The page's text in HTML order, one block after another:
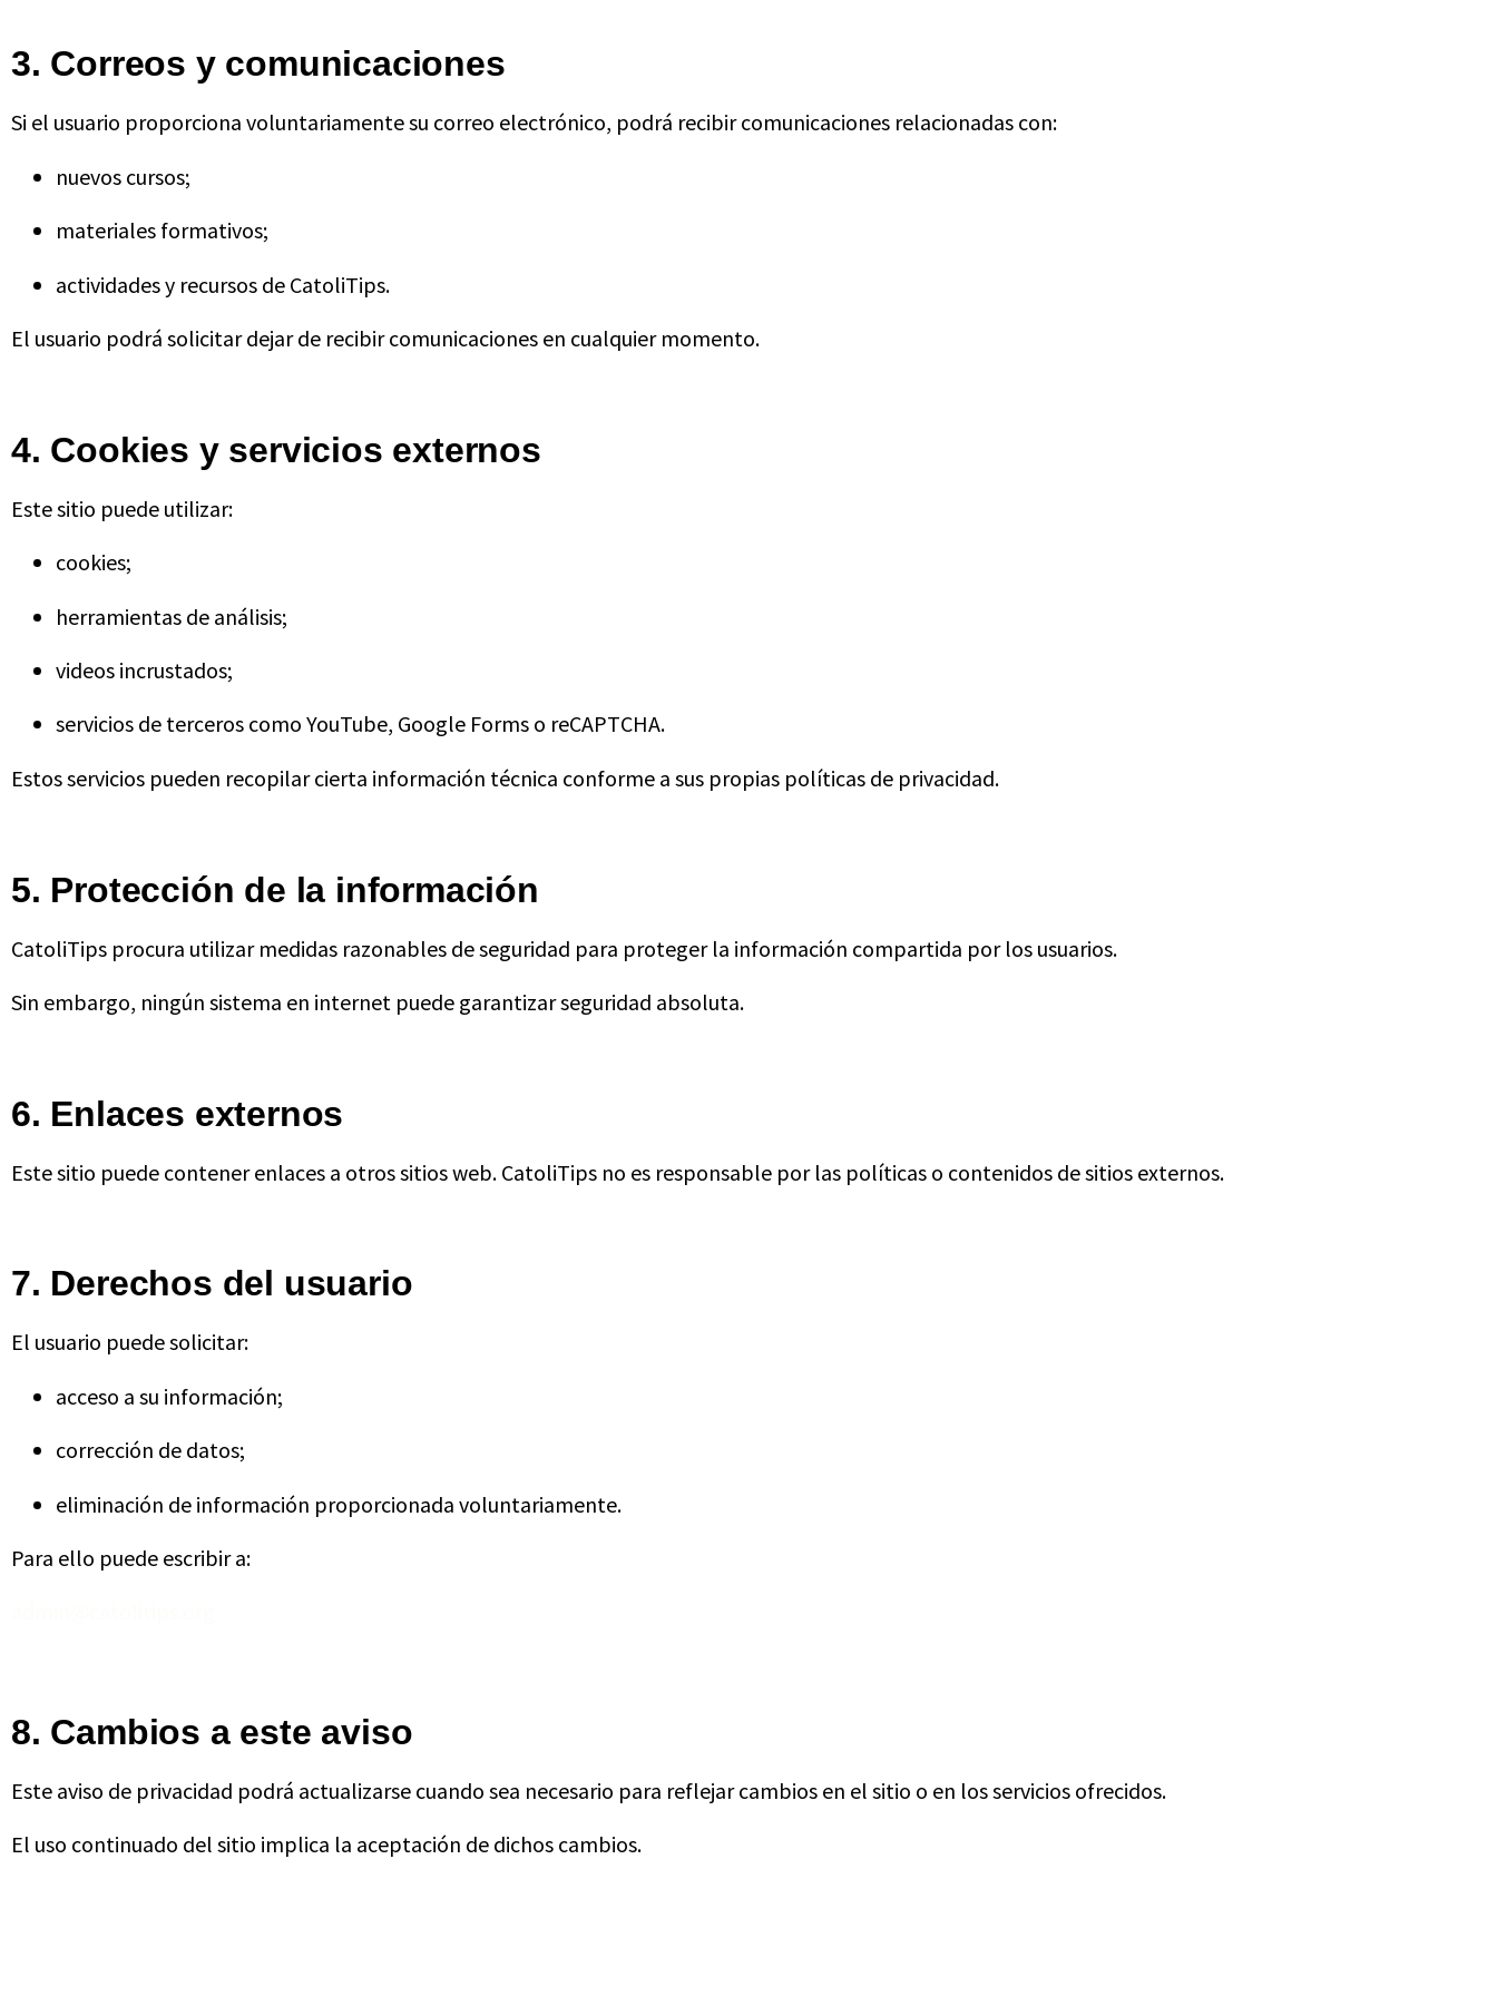
3. Correos y comunicaciones
Si el usuario proporciona voluntariamente su correo electrónico, podrá recibir comunicaciones relacionadas con:
nuevos cursos;
materiales formativos;
actividades y recursos de CatoliTips.
El usuario podrá solicitar dejar de recibir comunicaciones en cualquier momento.
4. Cookies y servicios externos
Este sitio puede utilizar:
cookies;
herramientas de análisis;
videos incrustados;
servicios de terceros como YouTube, Google Forms o reCAPTCHA.
Estos servicios pueden recopilar cierta información técnica conforme a sus propias políticas de privacidad.
5. Protección de la información
CatoliTips procura utilizar medidas razonables de seguridad para proteger la información compartida por los usuarios.
Sin embargo, ningún sistema en internet puede garantizar seguridad absoluta.
6. Enlaces externos
Este sitio puede contener enlaces a otros sitios web. CatoliTips no es responsable por las políticas o contenidos de sitios externos.
7. Derechos del usuario
El usuario puede solicitar:
acceso a su información;
corrección de datos;
eliminación de información proporcionada voluntariamente.
Para ello puede escribir a:
8. Cambios a este aviso
Este aviso de privacidad podrá actualizarse cuando sea necesario para reflejar cambios en el sitio o en los servicios ofrecidos.
El uso continuado del sitio implica la aceptación de dichos cambios.